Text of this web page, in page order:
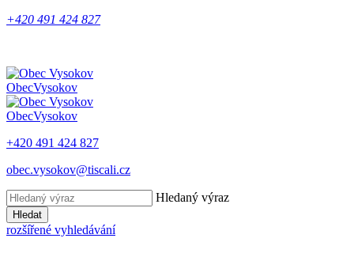
+420 491 424 827
ObecVysokov
ObecVysokov
+420 491 424 827
obec.vysokov@tiscali.cz
Hledaný výraz
Hledat
rozšířené vyhledávání